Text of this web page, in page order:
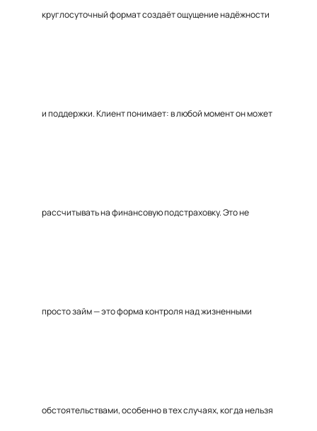
круглосуточный формат создаёт ощущение надёжности
и поддержки. Клиент понимает: в любой момент он может
рассчитывать на финансовую подстраховку. Это не
просто займ — это форма контроля над жизненными
обстоятельствами, особенно в тех случаях, когда нельзя